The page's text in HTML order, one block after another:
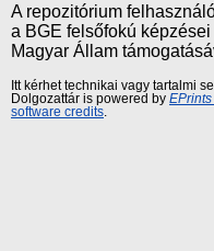
A repozitórium
a BGE felsőfokú
Magyar Állam
Itt kérhet technikai vagy tartalmi
Dolgozattár is powered by EPrints
software credits